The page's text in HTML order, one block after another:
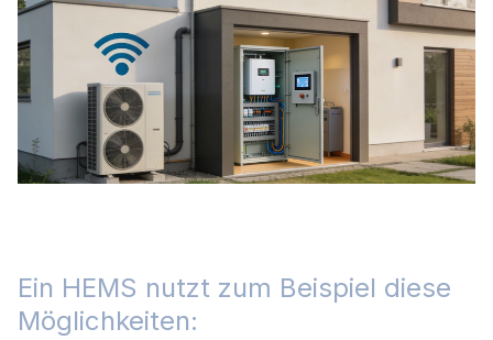
Ein HEMS nutzt zum Beispiel diese
Möglichkeiten: